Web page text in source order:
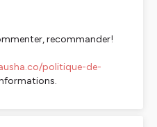
recommander!
politique-de-